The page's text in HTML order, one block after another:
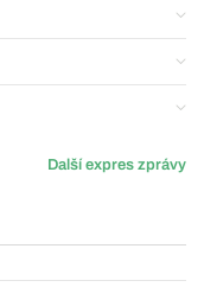
Další expres zprávy